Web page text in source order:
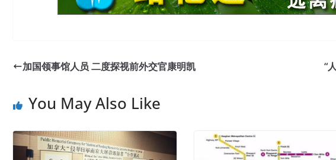
加国领事馆人员 二度探视前外交官康明凯 “
You May Also Like